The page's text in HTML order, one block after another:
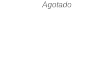
Agotado